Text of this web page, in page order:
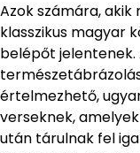
Azok számára,
klasszikus magyar
belépőt jelentenek.
értelmezhető,
verseknek,
után tárulnak fel